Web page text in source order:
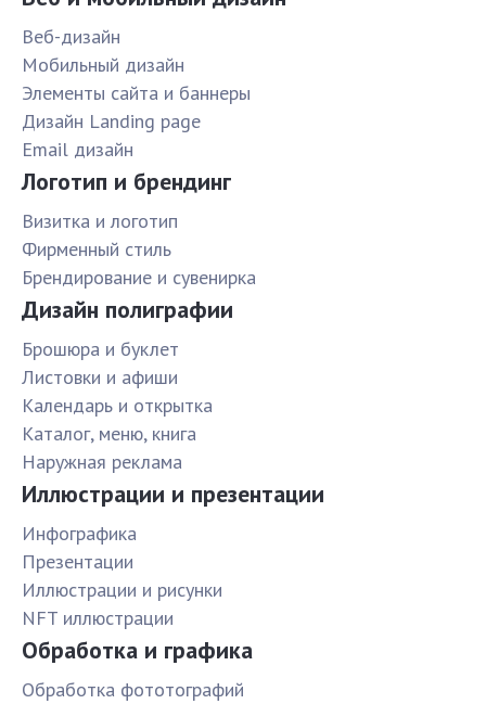
Веб-дизайн
Мобильный дизайн
Элементы сайта и баннеры
Дизайн Landing page
Email дизайн
Логотип и брендинг
Визитка и логотип
Фирменный стиль
Брендирование и сувенирка
Дизайн полиграфии
Брошюра и буклет
Листовки и афиши
Календарь и открытка
Каталог, меню, книга
Наружная реклама
Иллюстрации и презентации
Инфографика
Презентации
Иллюстрации и рисунки
NFT иллюстрации
Обработка и графика
Обработка фототографий